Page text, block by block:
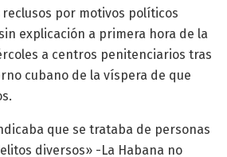
reclusos por motivos políticos
explicación a primera hora de la
a centros penitenciarios tras
cubano de la víspera de que
que se trataba de personas
diversos» -La Habana no